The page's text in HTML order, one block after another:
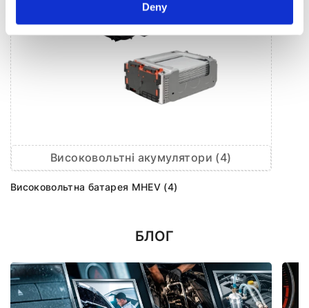
Deny
Високовольтні акумулятори (4)
Високовольтна батарея MHEV (4)
БЛОГ